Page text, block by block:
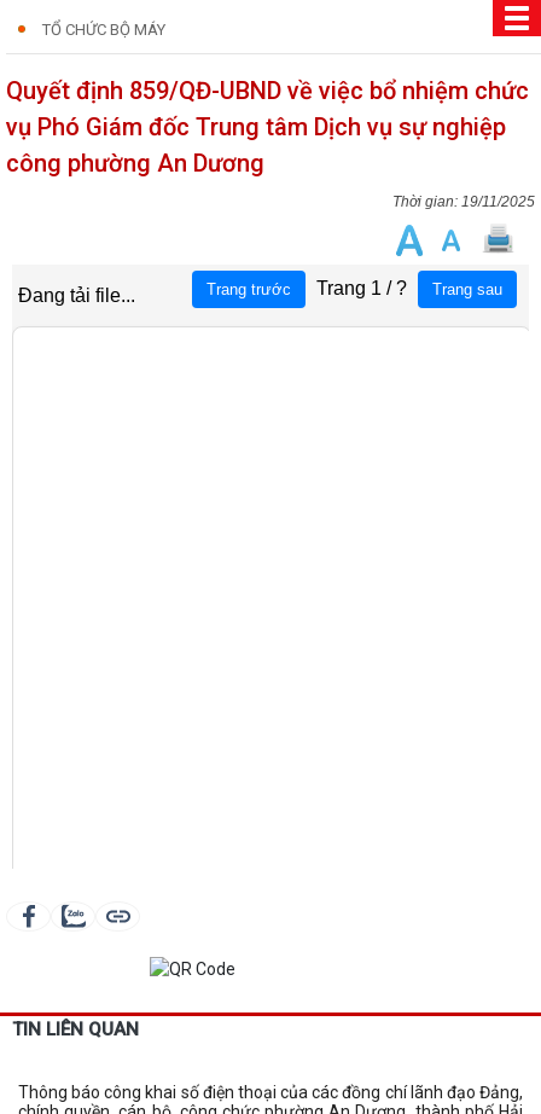
TỔ CHỨC BỘ MÁY
Quyết định 859/QĐ-UBND về việc bổ nhiệm chức
vụ Phó Giám đốc Trung tâm Dịch vụ sự nghiệp
công phường An Dương
19/11/2025
TIN LIÊN QUAN
Thông báo công khai số điện thoại của các đồng chí lãnh đạo Đảng,